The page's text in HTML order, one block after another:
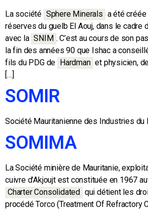
La société Sphere Minerals a été
réserves du guelb El Aouj, dans le cadre
avec la SNIM . C’est au cours de son
la fin des années 90 que Ishac a
fils du PDG de Hardman et physicien,
[…]
SOMIR
Société Mauritanienne des Industries du
SOMIMA
La Société minière de Mauritanie,
cuivre d’Akjoujt est constituée en 1967
Charter Consolidated qui détient les
procédé Torco (Treatment Of Refractory